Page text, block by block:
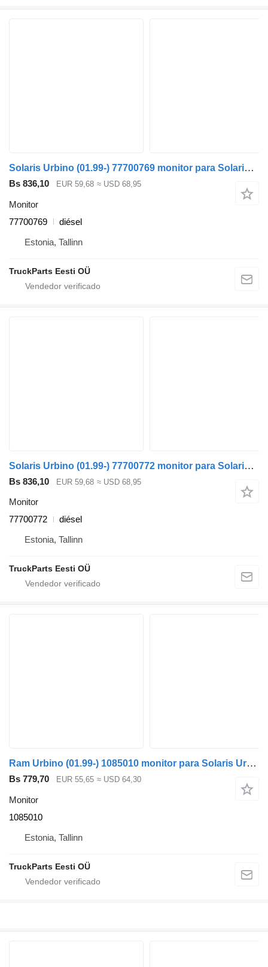
Solaris Urbino (01.99-) 77700769 monitor para Solaris Urbino, Alpino, Vacanza (1999-) autobús
Bs 836,10 EUR 59,68 ≈ USD 68,95
Monitor
77700769
diésel
Estonia, Tallinn
TruckParts Eesti OÜ
Solaris Urbino (01.99-) 77700772 monitor para Solaris Urbino, Alpino, Vacanza (1999-) autobús
Bs 836,10 EUR 59,68 ≈ USD 68,95
Monitor
77700772
diésel
Estonia, Tallinn
TruckParts Eesti OÜ
Ram Urbino (01.99-) 1085010 monitor para Solaris Urbino, Alpino, Vacanza (1999-) autobús
Bs 779,70 EUR 55,65 ≈ USD 64,30
Monitor
1085010
Estonia, Tallinn
TruckParts Eesti OÜ